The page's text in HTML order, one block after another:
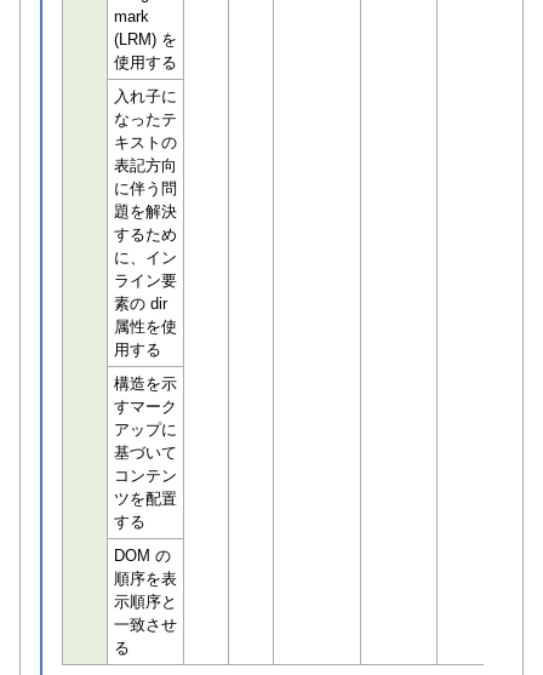
mark
(LRM) を
使用する
入れ子に
なったテ
キストの
表記方向
に伴う問
題を解決
するため
に、イン
ライン要
素の dir
属性を使
用する
構造を示
すマーク
アップに
基づいて
コンテン
ツを配置
する
DOM の
順序を表
示順序と
一致させ
る